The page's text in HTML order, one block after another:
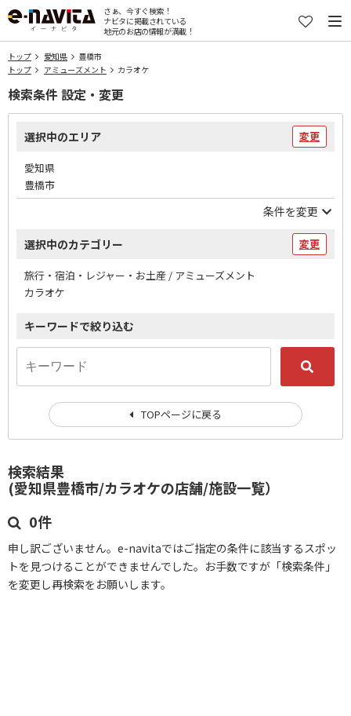
さぁ、今すぐ検索！
ナビタに掲載されている
地元のお店の情報が満載！
トップ 愛知県
豊橋市
トップ
アミューズメント カラオケ
検索結果
(愛知県豊橋市/カラオケの店舗/施設一覧）
0件
申し訳ございません。e-navitaではご指定の条件に該当するスポッ
トを見つけることができませんでした。お手数ですが「検索条件」
を変更し再検索をお願いします。
検索条件 設定・変更
選択中のエリア 変更
愛知県
豊橋市
条件を変更
選択中のカテゴリー 変更
旅行・宿泊・レジャー・お土産 / アミューズメント
カラオケ
キーワードで絞り込む
TOPページに戻る